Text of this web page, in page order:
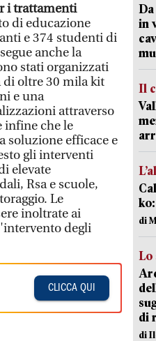
i trattamenti
di educazione
e 374 studenti di
anche la
stati organizzati
oltre 30 mila kit
e una
attraverso
infine che le
soluzione efficace e
gli interventi
elevate
Rsa e scuole,
Le
inoltrate ai
degli
CLICCA QUI
in
Il
di
Lo
di
di